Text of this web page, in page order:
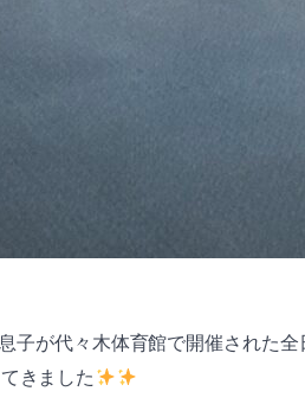
子が代々木体育館で開催された
きました